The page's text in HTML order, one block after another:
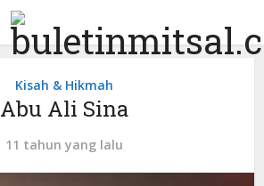
Kisah & Hikmah
Abu Ali Sina
11 tahun yang lalu